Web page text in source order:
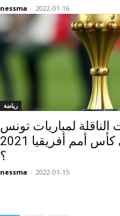
nessma - 2022-01-16
رياضة
الناقلة لمباريات تونس
وموريتانيا في كأس أمم أفريقيا 2021
؟
nessma - 2022-01-15